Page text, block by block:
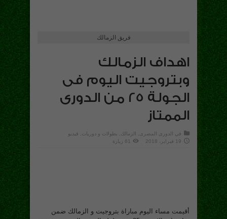
فريق الزمالك
اهداف الزمالك
وبتروجيت اليوم فى
الجولة 25 من الدورى
الممتاز
في الدورى المصرى الزمالك بطولات و دوريات
فيديو
19 فبراير، 2018
61 زيارة
أقيمت مساء اليوم مباراة بتروجيت و الزمالك ضمن